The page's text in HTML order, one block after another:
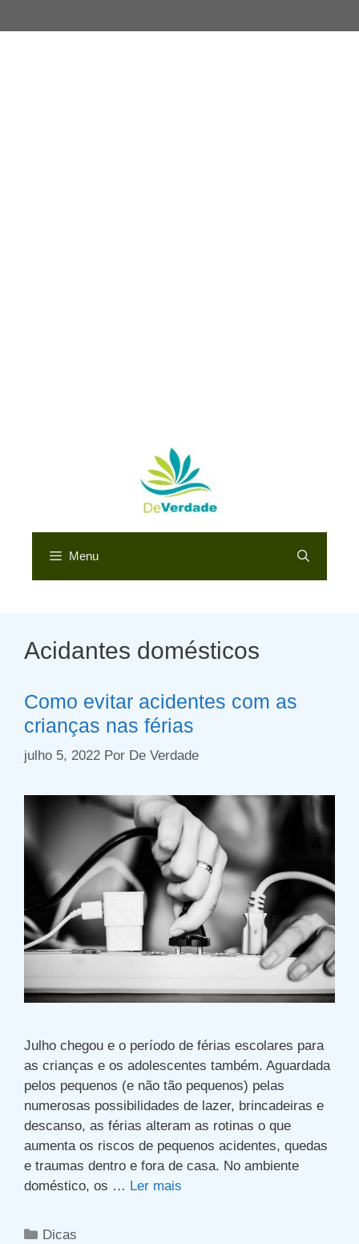
para
Menu
Acidantes domésticos
Como evitar acidentes com as
crianças nas férias
julho 5, 2022 Por De Verdade
Julho chegou e o período de férias escolares para
as crianças e os adolescentes também. Aguardada
pelos pequenos (e não tão pequenos) pelas
numerosas possibilidades de lazer, brincadeiras e
descanso, as férias alteram as rotinas o que
aumenta os riscos de pequenos acidentes, quedas
e traumas dentro e fora de casa. No ambiente
doméstico, os … Ler mais
Categorias
Dicas